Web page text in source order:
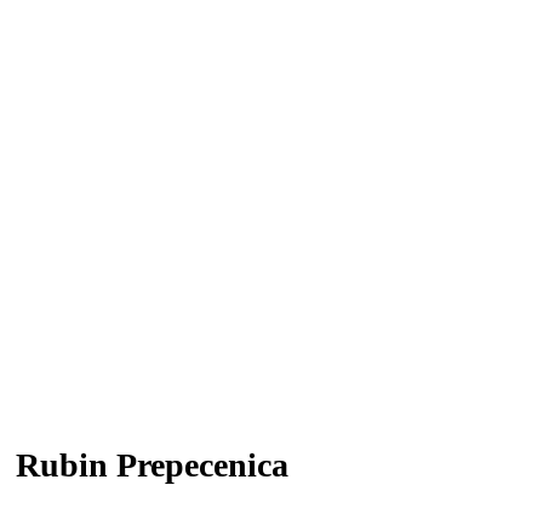
Rubin Prepecenica